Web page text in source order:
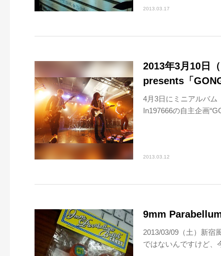
2013.03.17
2013年3月10日
presents「
4月3日にミニアルバム
In197666の自主企画
2013.03.12
9mm
2013/03/09（土）新宿
ではないんですけど、